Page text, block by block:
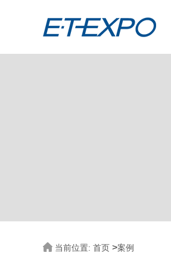
当前位置: 首页 >案例